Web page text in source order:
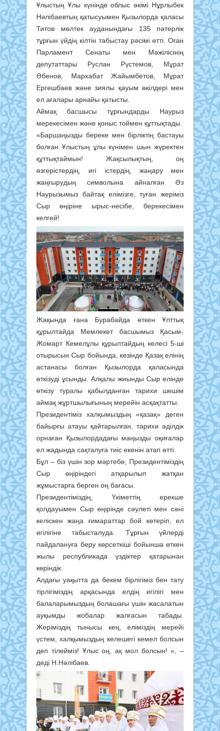
Ұлыстың Ұлы күнінде облыс әкімі Нұрлыбек
Нәлібаевтың қатысуымен Қызылорда қаласы
Титов мөлтек ауданындағы 135 пəтерлік
тұрғын үйдің кілтін табыстау рәсімі өтті. Оған
Парламент Сенаты мен Мәжілісінің
депутаттары Руслан Рүстемов, Мұрат
Әбенов, Мархабат Жайымбетов, Мұрат
Ергешбаев және зиялы қауым өкілдері мен
ел ағалары арнайы қатысты.
Аймақ басшысы тұрғындарды Наурыз
мерекесімен және қоныс тоймен құттықтады.
«Баршаңызды береке мен бірліктің бастауы
болған Ұлыстың ұлы күнімен шын жүректен
құттықтаймын! Жақсылықтың, оң
өзгерістердің, игі істердің, жаңару мен
жаңғырудың символына айналған Әз
Наурызымыз байтақ елімізге, туған жеріміз
Сыр өңіріне ырыс-несібе, берекесімен
келгей!
Жақында ғана Бурабайда өткен Ұлттық
құрылтайда Мемлекет басшымыз Қасым-
Жомарт Кемелұлы құрылтайдың келесі 5-ші
отырысын Сыр бойында, кезінде Қазақ елінің
астанасы болған Қызылорда қаласында
өткізуді ұсынды. Алқалы жиынды Сыр елінде
өткізу туралы қабылданған тарихи шешім
аймақ жұртшылығының мерейін асқақтатты.
Президентіміз халқымыздың «қазақ» деген
байырғы атауы қайтарылған, тарихи әділдік
орнаған Қызылордадағы маңызды оқиғалар
ел жадында сақталуға тиіс екенін атап өтті.
Бұл – біз үшін зор мәртебе, Президентіміздің
Сыр өңіріндегі атқарылып жатқан
жұмыстарға берген оң бағасы.
Президентіміздің, Үкіметтің ерекше
қолдауымен Сыр өңірінде сәулеті мен сәні
келіскен жаңа ғимараттар бой көтеріп, ел
игілігіне табысталуда. Тұрғын үйлерді
пайдалануға беру көрсеткіші бойынша өткен
жылы республикада үздіктер қатарынан
көріндік.
Алдағы уақытта да бекем бірлігіміз бен тату
тірлігіміздің арқасында елдің игілігі мен
балаларымыздың болашағы үшін жасалатын
ауқымды жобалар жалғасын табады.
Жеріміздің тынысы кең, еліміздің мерейі
үстем, халқымыздың келешегі кемел болсын
деп тілейміз! Ұлыс оң, ақ мол болсын! », –
деді Н.Нәлібаев.